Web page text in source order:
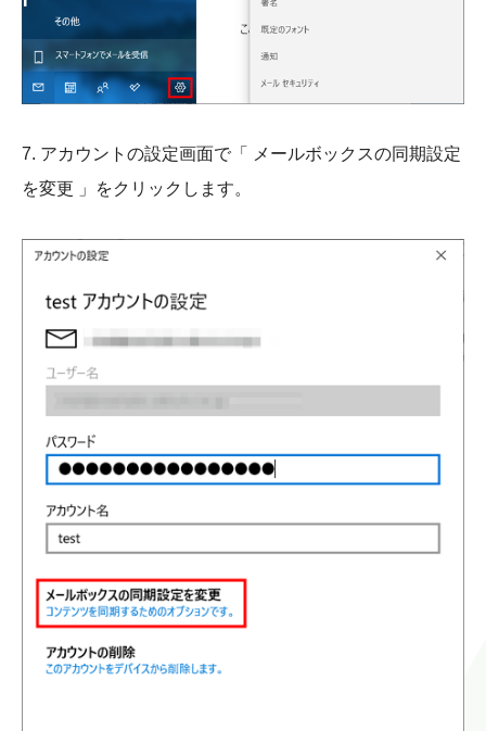
7. アカウントの設定画面で「 メールボックスの同期設定
を変更 」をクリックします。